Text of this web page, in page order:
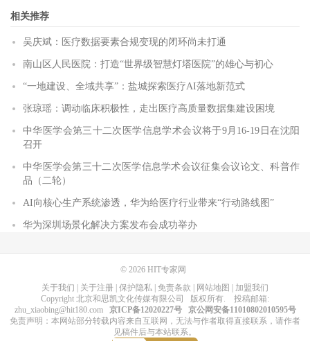
相关推荐
吴庆斌：医疗数据要素合规变现的闭环尚未打通
南山区人民医院：打造“世界级智慧灯塔医院”的雄心与初心
“一地建设、全域共享”：盐城探索医疗AI落地新范式
张琼瑶：调动临床积极性，走出医疗高质量数据集建设困境
中华医学会第三十二次医学信息学术会议将于9月16-19日在沈阳
召开
中华医学会第三十二次医学信息学术会议征集会议论文、科普作
品（二轮）
AI向核心生产系统渗透，华为给医疗行业带来“行动路线图”
华为深圳场景化解决方案发布会成功举办
© 2026 HIT专家网
关于我们
关于注册 保护隐私 免责条款 网站地图
加盟我们
Copyright 北京和思凯文化传媒有限公司 版权所有. 投稿邮箱:
zhu_xiaobing@hit180.com
京ICP备12020227号
京公网安备11010802010595号
免责声明：本网站部分转载内容来自互联网，无法与作者取得直接联系，请作者
见稿件后与本站联系。